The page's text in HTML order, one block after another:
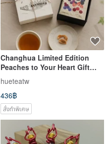
Changhua Limited Edition
Peaches to Your Heart Gift
Box: Bagua Mountain Buddha
and Roundhouse Locomotive
Depot Souvenir
hueteatw
436฿
สั่งทำพิเศษ